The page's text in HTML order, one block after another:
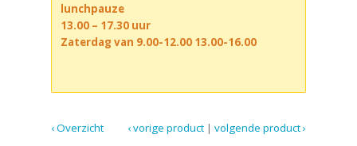
lunchpauze
13.00 – 17.30 uur
Zaterdag van 9.00-12.00 13.00-16.00
‹ Overzicht volgende product ›
|
‹ vorige product